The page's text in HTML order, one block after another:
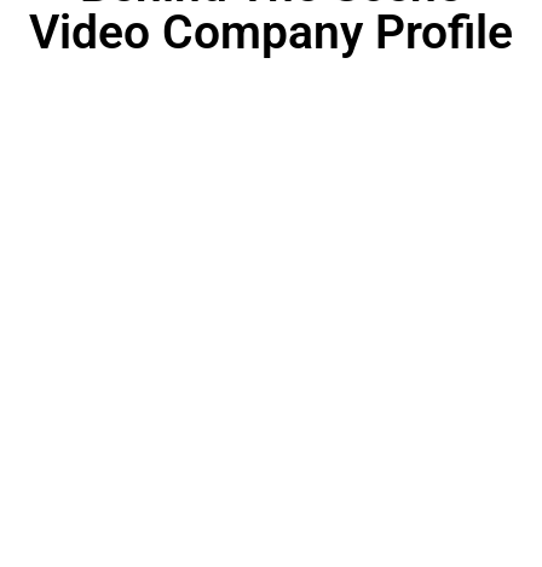
Video Company Profile